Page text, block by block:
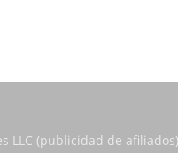
LLC (publicidad de